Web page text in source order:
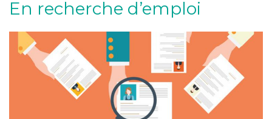
A LA UNE
VIVRE AVEC
SOIGNER AUJOURD'HUI
En recherche d’emploi